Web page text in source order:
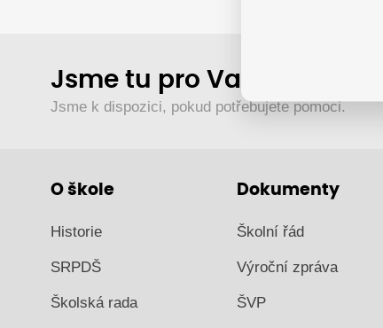
Jsme tu pro Vaše děti.
Jsme k dispozici, pokud potřebujete pomoci.
O škole
Historie
SRPDŠ
Školská rada
Dokumenty
Školní řád
Výroční zpráva
ŠVP